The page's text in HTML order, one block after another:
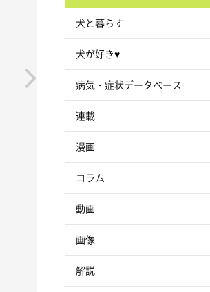
犬と暮らす
犬が好き♥
病気・症状データベース
連載
漫画
コラム
動画
画像
解説